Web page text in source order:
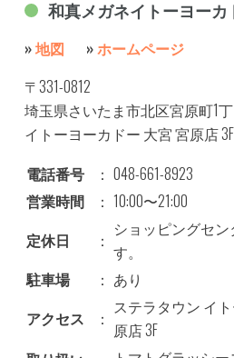
和真メガネイトーヨー
»地図 »ホームページ
〒331-0812
埼玉県さいたま市北区宮原町1
イトーヨーカドー 大宮 宮原店 3F
電話番号
： 048-661-8923
営業時間
： 10:00〜21:00
定休日
：
ショッピングセ
す。
駐車場
： あり
アクセス
：
ステラタウン イ
原店 3F